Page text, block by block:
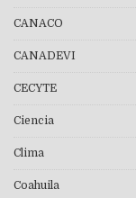
CANACO
CANADEVI
CECYTE
Ciencia
Clima
Coahuila